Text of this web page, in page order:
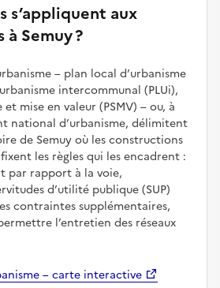
s’appliquent aux
Semuy ?
– plan local d’urbanisme
intercommunal (PLUi),
mise en valeur (PSMV) – ou, à
national d’urbanisme, délimitent
de Semuy où les constructions
les règles qui les encadrent :
par rapport à la voie,
d’utilité publique (SUP)
contraintes supplémentaires,
l’entretien des réseaux
– carte interactive